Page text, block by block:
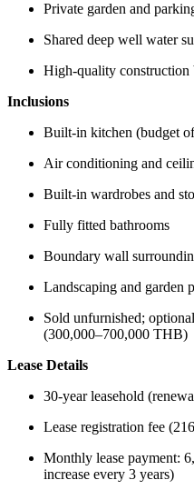
Private garden and
Shared deep well water
High-quality construction
Inclusions
Built-in kitchen (budget
Air conditioning and
Built-in wardrobes and
Fully fitted bathrooms
Boundary wall
Landscaping and garden
Sold unfurnished;
(300,000–700,000 THB)
Lease Details
30-year leasehold
Lease registration fee
Monthly lease payment:
increase every 3 years)